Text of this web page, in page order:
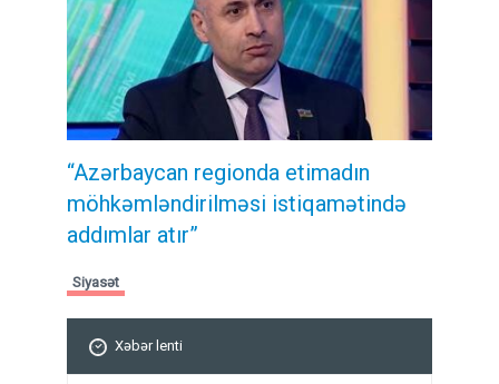
“Azərbaycan regionda etimadın
möhkəmləndirilməsi istiqamətində
addımlar atır”
Siyasət
Xəbər lenti